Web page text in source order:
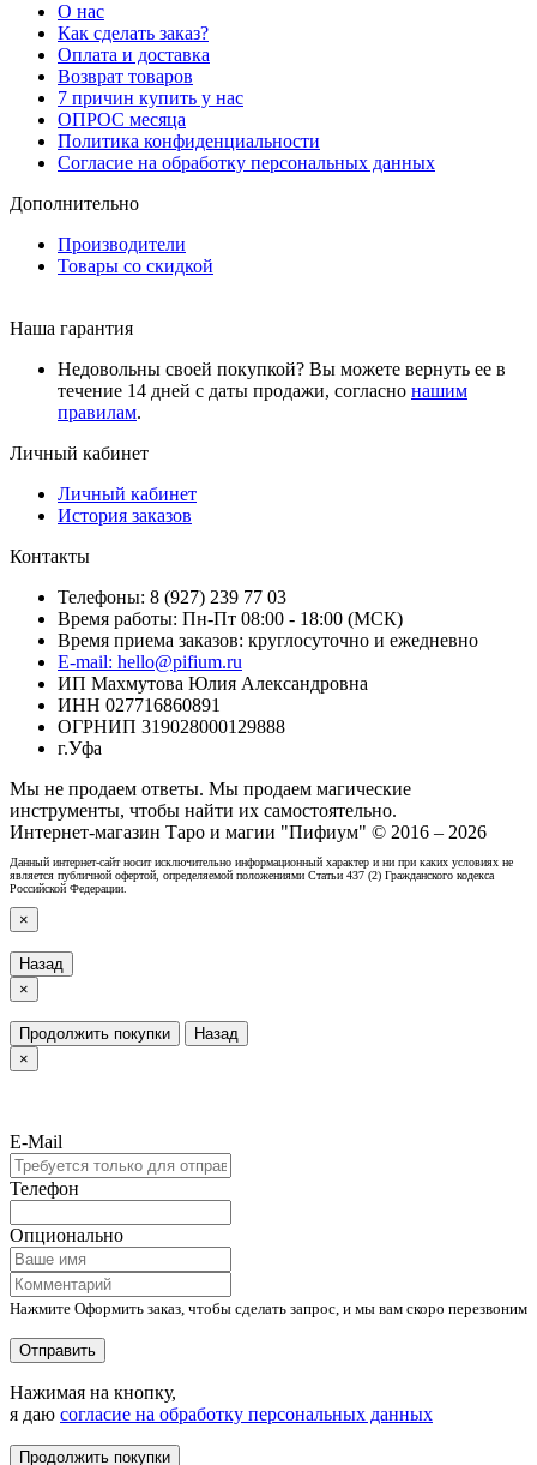
О нас
Как сделать заказ?
Оплата и доставка
Возврат товаров
7 причин купить у нас
ОПРОС месяца
Политика конфиденциальности
Согласие на обработку персональных данных
Дополнительно
Производители
Товары со скидкой
Наша гарантия
Недовольны своей покупкой? Вы можете вернуть ее в
течение 14 дней с даты продажи, согласно нашим
правилам.
Личный кабинет
Личный кабинет
История заказов
Контакты
Телефоны: 8 (927) 239 77 03
Время работы: Пн-Пт 08:00 - 18:00 (МСК)
Время приема заказов: круглосуточно и ежедневно
E-mail: hello@pifium.ru
ИП Махмутова Юлия Александровна
ИНН 027716860891
ОГРНИП 319028000129888
г.Уфа
Мы не продаем ответы. Мы продаем магические
инструменты, чтобы найти их самостоятельно.
Интернет-магазин Таро и магии "Пифиум" © 2016 – 2026
Данный интернет-сайт носит исключительно информационный характер и ни при каких условиях не
является публичной офертой, определяемой положениями Статьи 437 (2) Гражданского кодекса
Российской Федерации.
×
Назад
×
Продолжить покупки
Назад
×
E-Mail
Телефон
Опционально
Нажмите Оформить заказ, чтобы сделать запрос, и мы вам скоро перезвоним
Отправить
Нажимая на кнопку,
я даю согласие на обработку персональных данных
Продолжить покупки